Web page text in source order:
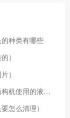
种类有哪些
）
）
玛努利液压油管一级代理商告诉你挖掘机盾构机使用的液压油管属于高压油管吗
怎么清理）